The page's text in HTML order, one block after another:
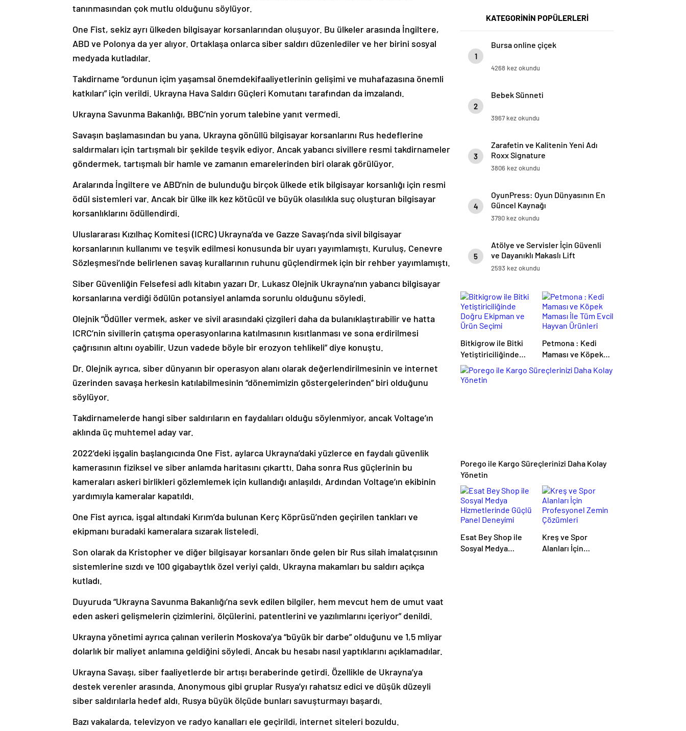
tanınmasından çok mutlu olduğunu söylüyor.
One Fist, sekiz ayrı ülkeden bilgisayar korsanlarından oluşuyor. Bu ülkeler arasında İngiltere,
ABD ve Polonya da yer alıyor. Ortaklaşa onlarca siber saldırı düzenlediler ve her birini sosyal
medyada kutladılar.
Takdirname “ordunun içim yaşamsal önemdekifaaliyetlerinin gelişimi ve muhafazasına önemli
katkıları” için verildi. Ukrayna Hava Saldırı Güçleri Komutanı tarafından da imzalandı.
Ukrayna Savunma Bakanlığı, BBC’nin yorum talebine yanıt vermedi.
Savaşın başlamasından bu yana, Ukrayna gönüllü bilgisayar korsanlarını Rus hedeflerine
saldırmaları için tartışmalı bir şekilde teşvik ediyor. Ancak yabancı sivillere resmi takdirnameler
göndermek, tartışmalı bir hamle ve zamanın emarelerinden biri olarak görülüyor.
Aralarında İngiltere ve ABD’nin de bulunduğu birçok ülkede etik bilgisayar korsanlığı için resmi
ödül sistemleri var. Ancak bir ülke ilk kez kötücül ve büyük olasılıkla suç oluşturan bilgisayar
korsanlıklarını ödüllendirdi.
Uluslararası Kızılhaç Komitesi (ICRC) Ukrayna’da ve Gazze Savaşı’nda sivil bilgisayar
korsanlarının kullanımı ve teşvik edilmesi konusunda bir uyarı yayımlamıştı. Kuruluş, Cenevre
Sözleşmesi’nde belirlenen savaş kurallarının ruhunu güçlendirmek için bir rehber yayımlamıştı.
Siber Güvenliğin Felsefesi adlı kitabın yazarı Dr. Lukasz Olejnik Ukrayna’nın yabancı bilgisayar
korsanlarına verdiği ödülün potansiyel anlamda sorunlu olduğunu söyledi.
Olejnik “Ödüller vermek, asker ve sivil arasındaki çizgileri daha da bulanıklaştırabilir ve hatta
ICRC’nin sivillerin çatışma operasyonlarına katılmasının kısıtlanması ve sona erdirilmesi
çağrısının altını oyabilir. Uzun vadede böyle bir erozyon tehlikeli” diye konuştu.
Dr. Olejnik ayrıca, siber dünyanın bir operasyon alanı olarak değerlendirilmesinin ve internet
üzerinden savaşa herkesin katılabilmesinin “dönemimizin göstergelerinden” biri olduğunu
söylüyor.
Takdirnamelerde hangi siber saldırıların en faydalıları olduğu söylenmiyor, ancak Voltage’ın
aklında üç muhtemel aday var.
2022’deki işgalin başlangıcında One Fist, aylarca Ukrayna’daki yüzlerce en faydalı güvenlik
kamerasının fiziksel ve siber anlamda haritasını çıkarttı. Daha sonra Rus güçlerinin bu
kameraları askeri birlikleri gözlemlemek için kullandığı anlaşıldı. Ardından Voltage’ın ekibinin
yardımıyla kameralar kapatıldı.
One Fist ayrıca, işgal altındaki Kırım’da bulunan Kerç Köprüsü’nden geçirilen tankları ve
ekipmanı buradaki kameralara sızarak listeledi.
Son olarak da Kristopher ve diğer bilgisayar korsanları önde gelen bir Rus silah imalatçısının
sistemlerine sızdı ve 100 gigabaytlık özel veriyi çaldı. Ukrayna makamları bu saldırı açıkça
kutladı.
Duyuruda “Ukrayna Savunma Bakanlığı’na sevk edilen bilgiler, hem mevcut hem de umut vaat
eden askeri gelişmelerin çizimlerini, ölçülerini, patentlerini ve yazılımlarını içeriyor” denildi.
Ukrayna yönetimi ayrıca çalınan verilerin Moskova’ya “büyük bir darbe” olduğunu ve 1,5 mliyar
dolarlık bir maliyet anlamına geldiğini söyledi. Ancak bu hesabı nasıl yaptıklarını açıklamadılar.
Ukrayna Savaşı, siber faaliyetlerde bir artışı beraberinde getirdi. Özellikle de Ukrayna’ya
destek verenler arasında. Anonymous gibi gruplar Rusya’yı rahatsız edici ve düşük düzeyli
siber saldırılarla hedef aldı. Rusya büyük ölçüde bunları savuşturmayı başardı.
Bazı vakalarda, televizyon ve radyo kanalları ele geçirildi, internet siteleri bozuldu.
KATEGORİNİN POPÜLERLERİ
1
Bursa online çiçek
4268 kez okundu
2
Bebek Sünneti
3967 kez okundu
3
Zarafetin ve Kalitenin Yeni Adı
Roxx Signature
3806 kez okundu
4
OyunPress: Oyun Dünyasının En
Güncel Kaynağı
3790 kez okundu
5
Atölye ve Servisler İçin Güvenli
ve Dayanıklı Makaslı Lift
Çözümleri
2593 kez okundu
Bitkigrow ile Bitki
Yetiştiriciliğinde
Doğru Ekipman ve
Ürün Seçimi
Petmona : Kedi
Maması ve Köpek
Maması İle Tüm
Evcil Hayvan
Porego ile Kargo Süreçlerinizi Daha Kolay
Yönetin
Esat Bey Shop ile
Sosyal Medya
Kreş ve Spor
Alanları İçin